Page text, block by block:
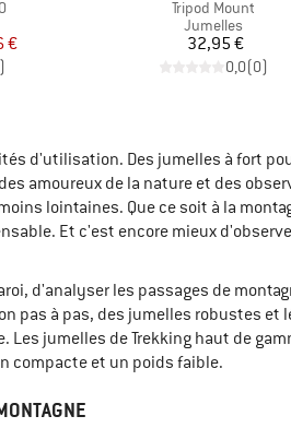
€
)
Article
Tripod Mount
Product group
Jumelles
Prix
32,95 €
0,0(0)
d'utilisation. Des jumelles à fort
amoureux de la nature et des
lointaines. Que ce soit à la
Et c'est encore mieux
d'analyser les passages de
pas à pas, des jumelles robustes et
Les jumelles de Trekking haut de
compacte et un poids faible.